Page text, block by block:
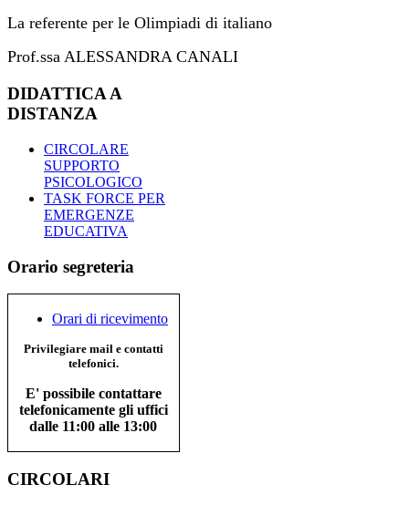
La referente per le Olimpiadi di italiano
Prof.ssa ALESSANDRA CANALI
DIDATTICA A
DISTANZA
CIRCOLARE
SUPPORTO
PSICOLOGICO
TASK FORCE PER
EMERGENZE
EDUCATIVA
Orario segreteria
Orari di ricevimento
Privilegiare mail e contatti
telefonici.
E' possibile contattare
telefonicamente gli uffici
dalle 11:00 alle 13:00
CIRCOLARI